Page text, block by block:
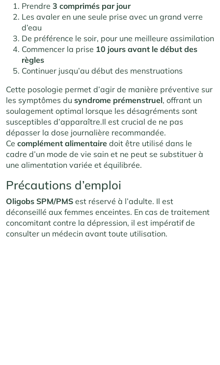
Prendre 3 comprimés par jour
Les avaler en une seule prise avec un grand verre
d’eau
De préférence le soir, pour une meilleure assimilation
Commencer la prise 10 jours avant le début des
règles
Continuer jusqu’au début des menstruations
Cette posologie permet d’agir de manière préventive sur
les symptômes du syndrome prémenstruel, offrant un
soulagement optimal lorsque les désagréments sont
susceptibles d’apparaître.Il est crucial de ne pas
dépasser la dose journalière recommandée.
Ce complément alimentaire doit être utilisé dans le
cadre d’un mode de vie sain et ne peut se substituer à
une alimentation variée et équilibrée.
Précautions d’emploi
Oligobs SPM/PMS est réservé à l’adulte. Il est
déconseillé aux femmes enceintes. En cas de traitement
concomitant contre la dépression, il est impératif de
consulter un médecin avant toute utilisation.